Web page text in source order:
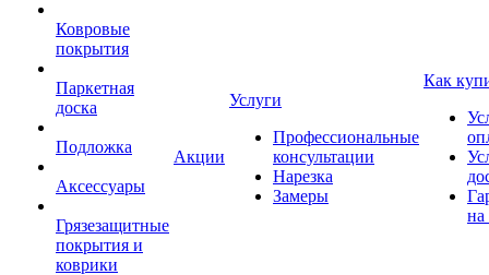
Ковровые
покрытия
Паркетная
доска
Подложка
Аксессуары
Грязезащитные
покрытия и
коврики
Акции
Услуги
Профессиональные
консультации
Нарезка
Замеры
Как
на